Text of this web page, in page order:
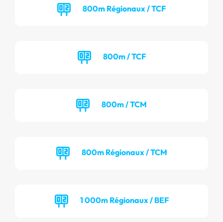
800m Régionaux / TCF
800m / TCF
800m / TCM
800m Régionaux / TCM
1 000m Régionaux / BEF